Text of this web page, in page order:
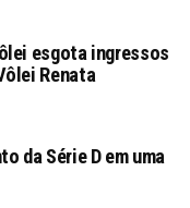
esgota ingressos
Renata
da Série D em uma